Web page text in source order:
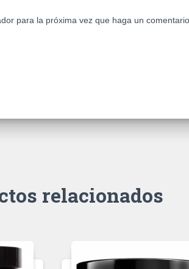
para la próxima vez que haga un
relacionados